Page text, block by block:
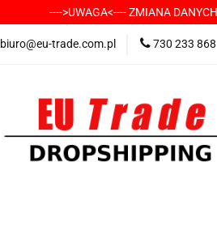
---->UWAGA<---- ZMIANA
biuro@eu-trade.com.pl 730 233 868
KATEGORIE